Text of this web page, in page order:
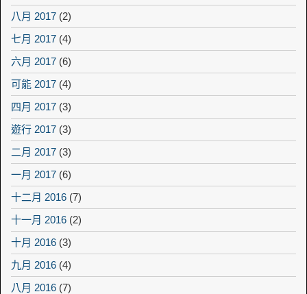
八月 2017 (2)
七月 2017 (4)
六月 2017 (6)
可能 2017 (4)
四月 2017 (3)
遊行 2017 (3)
二月 2017 (3)
一月 2017 (6)
十二月 2016 (7)
十一月 2016 (2)
十月 2016 (3)
九月 2016 (4)
八月 2016 (7)